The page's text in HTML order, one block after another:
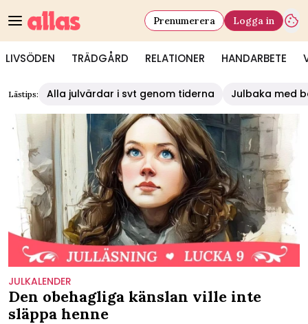
LIVSÖDEN TRÄDGÅRD RELATIONER HANDARBETE
Prenumerera Logga in
Lästips: Alla julvärdar i svt genom tiderna Julbaka med
JULKALENDER
Den obehagliga känslan ville inte
släppa henne